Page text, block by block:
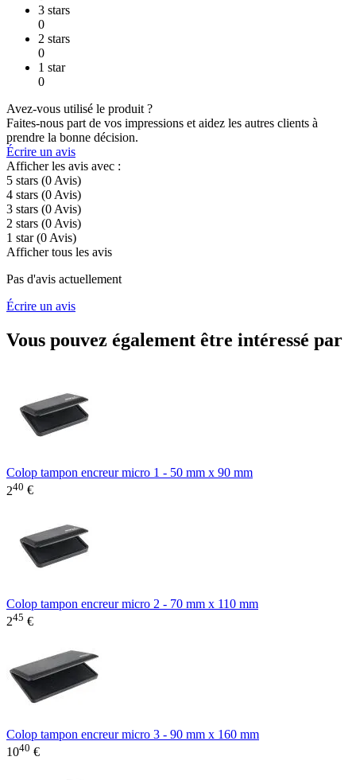
3 stars
0
2 stars
0
1 star
0
Avez-vous utilisé le produit ?
Faites-nous part de vos impressions et aidez les autres clients à
prendre la bonne décision.
Écrire un avis
Afficher les avis avec :
5 stars (0Avis)
4 stars (0Avis)
3 stars (0Avis)
2 stars (0Avis)
1 star (0Avis)
Afficher tous les avis
Pas d'avis actuellement
Écrire un avis
Vous pouvez également être intéressé par
Colop tampon encreur micro 1 - 50 mm x 90 mm
240 €
Colop tampon encreur micro 2 - 70 mm x 110 mm
245 €
Colop tampon encreur micro 3 - 90 mm x 160 mm
1040 €